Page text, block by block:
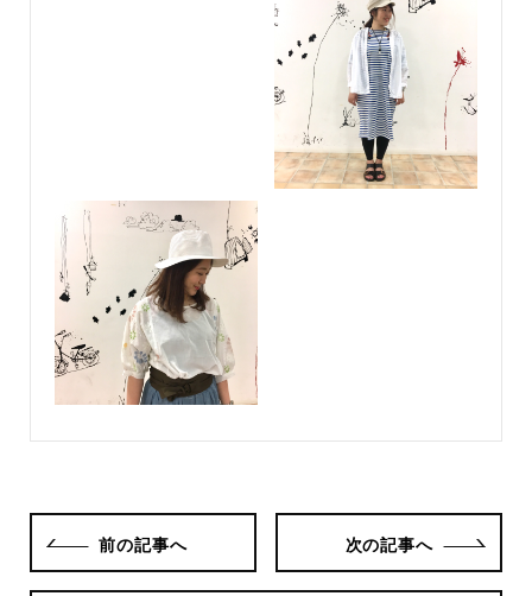
前の記事へ 次の記事へ